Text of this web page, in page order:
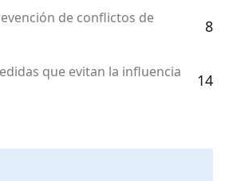
de conflictos de
8
que evitan la influencia
14